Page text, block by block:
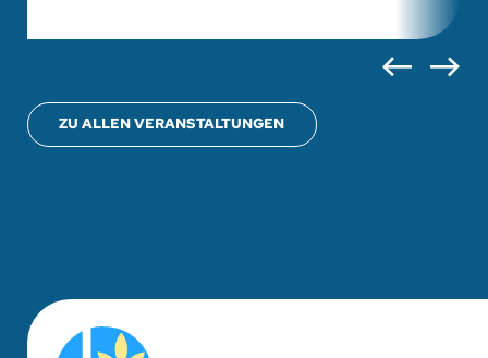
ZU ALLEN VERANSTALTUNGEN